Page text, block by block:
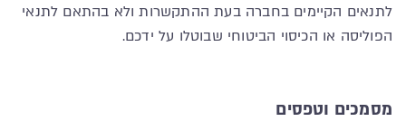
לתנאים הקיימים בחברה בעת ההתקשרות ולא בהתאם לתנאי
הפוליסה או הכיסוי הביטוחי שבוטלו על ידכם.
מסמכים וטפסים